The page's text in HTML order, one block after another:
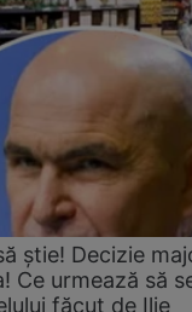
știe! Decizie
Ce urmează să
făcut de Ilie